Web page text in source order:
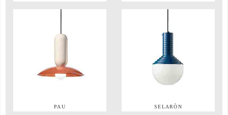
PAU SELARÒN